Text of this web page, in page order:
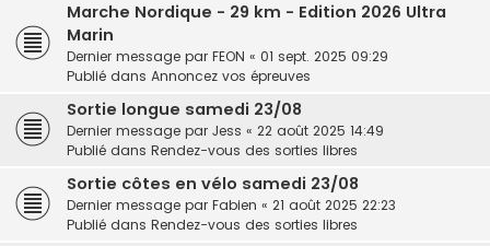
Marche Nordique - 29 km - Edition 2026 Ultra
Marin
Dernier message par FEON « 01 sept. 2025 09:29
Publié dans Annoncez vos épreuves
Sortie longue samedi 23/08
Dernier message par Jess « 22 août 2025 14:49
Publié dans Rendez-vous des sorties libres
Sortie côtes en vélo samedi 23/08
Dernier message par Fabien « 21 août 2025 22:23
Publié dans Rendez-vous des sorties libres